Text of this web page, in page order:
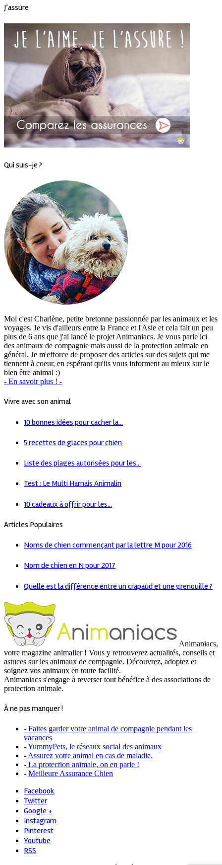
J’assure
Qui suis-je ?
Moi c'est Charlène, petite bretonne passionnée par les animaux et les
voyages. Je vis d'ailleurs entre la France et l'Asie et cela fait un peu
plus de 6 ans que j'ai lancé le projet Animaniacs. Je vous parle ici
des animaux de compagnie mais aussi de la protection animale en
général. Je m'efforce de proposer des articles sur des sujets qui me
tiennent à coeur, en espérant qu'ils vous informent au mieux sur le
bien être animal :)
- En savoir plus ! -
Vivre avec son animal
10 bonnes idées pour cacher la...
5 recettes de glaces pour chien
Liste des plages autorisées pour les...
Test : Le Multi Harnais Animalin
10 cadeaux à offrir pour les...
Articles Populaires
Noms de chien commençant par la lettre M pour 2016
Nom de chien en N pour 2017
Quelle est la différence entre un crapaud et une grenouille ?
Animaniacs,
votre magazine animalier ! Vous y retrouverez actualités, conseils et
astuces sur les animaux de compagnie. Découvrez, adoptez et
soignez vos animaux en toute facilité.
Animaniacs s'engage à reverser tout bénéfice à des associations de
protection animale.
À ne pas manquer !
- Faites garder votre animal de compagnie pendant les
vacances
- YummyPets, le réseaux social des animaux
- Assurez votre animal en cas de maladie.
- La protection animale, on en parle !
- Meilleure Assurance Chien
Facebook
Twitter
Google +
Instagram
Pinterest
Youtube
RSS